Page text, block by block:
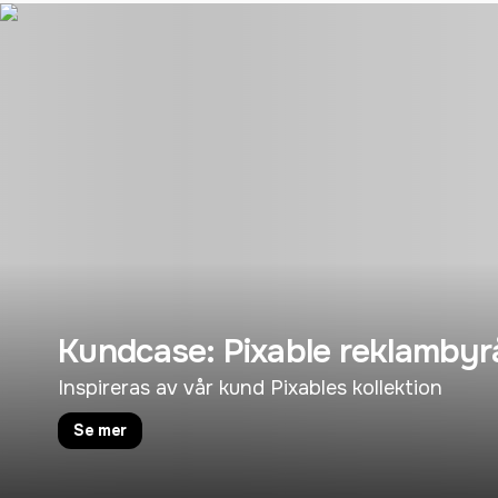
Kundcase: Pixable
Inspireras av vår kund Pixables kollektion
Se mer